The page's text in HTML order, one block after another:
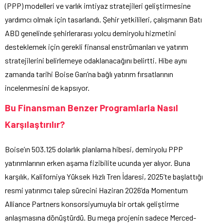
(PPP) modelleri ve varlık imtiyaz stratejileri geliştirmesine
yardımcı olmak için tasarlandı. Şehir yetkilileri, çalışmanın Batı
ABD genelinde şehirlerarası yolcu demiryolu hizmetini
desteklemek için gerekli finansal enstrümanları ve yatırım
stratejilerini belirlemeye odaklanacağını belirtti. Hibe aynı
zamanda tarihi Boise Garı’na bağlı yatırım fırsatlarının
incelenmesini de kapsıyor.
Bu Finansman Benzer Programlarla Nasıl
Karşılaştırılır?
Boise’ın 503.125 dolarlık planlama hibesi, demiryolu PPP
yatırımlarının erken aşama fizibilite ucunda yer alıyor. Buna
karşılık, Kaliforniya Yüksek Hızlı Tren İdaresi, 2025’te başlattığı
resmi yatırımcı talep sürecini Haziran 2026’da Momentum
Alliance Partners konsorsiyumuyla bir ortak geliştirme
anlaşmasına dönüştürdü. Bu mega projenin sadece Merced-